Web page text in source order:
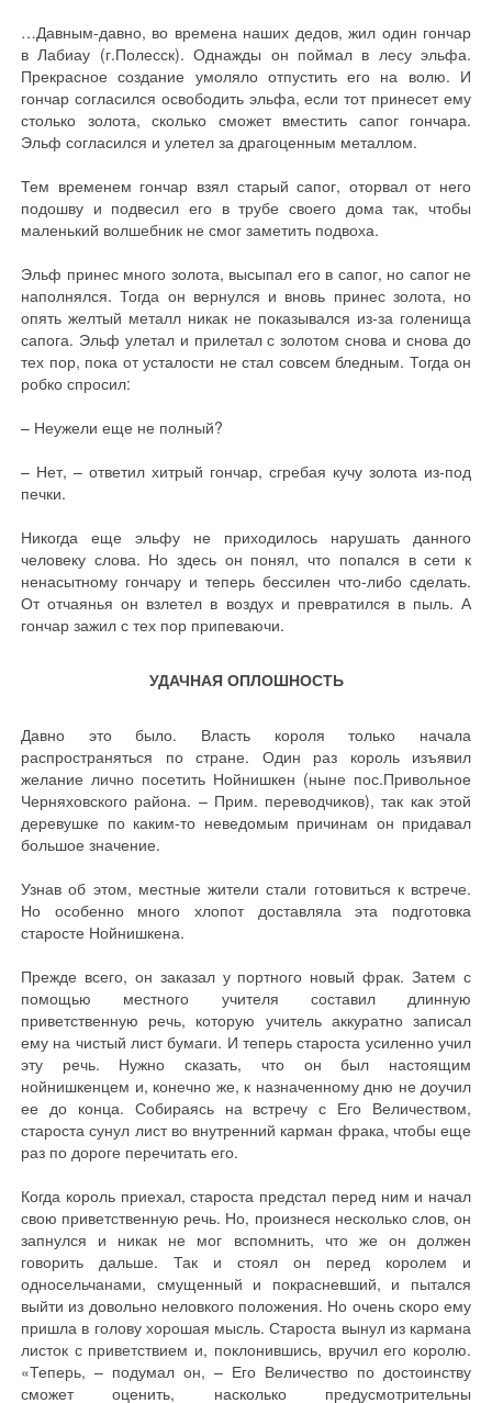
…Давным-давно, во времена наших дедов, жил один гончар
в Лабиау (г.Полесск). Однажды он поймал в лесу эльфа.
Прекрасное создание умоляло отпустить его на волю. И
гончар согласился освободить эльфа, если тот принесет ему
столько золота, сколько сможет вместить сапог гончара.
Эльф согласился и улетел за драгоценным металлом.
Тем временем гончар взял старый сапог, оторвал от него
подошву и подвесил его в трубе своего дома так, чтобы
маленький волшебник не смог заметить подвоха.
Эльф принес много золота, высыпал его в сапог, но сапог не
наполнялся. Тогда он вернулся и вновь принес золота, но
опять желтый металл никак не показывался из-за голенища
сапога. Эльф улетал и прилетал с золотом снова и снова до
тех пор, пока от усталости не стал совсем бледным. Тогда он
робко спросил:
– Неужели еще не полный?
– Нет, – ответил хитрый гончар, сгребая кучу золота из-под
печки.
Никогда еще эльфу не приходилось нарушать данного
человеку слова. Но здесь он понял, что попался в сети к
ненасытному гончару и теперь бессилен что-либо сделать.
От отчаянья он взлетел в воздух и превратился в пыль. А
гончар зажил с тех пор припеваючи.
УДАЧНАЯ ОПЛОШНОСТЬ
Давно это было. Власть короля только начала
распространяться по стране. Один раз король изъявил
желание лично посетить Нойнишкен (ныне пос.Привольное
Черняховского района. – Прим. переводчиков), так как этой
деревушке по каким-то неведомым причинам он придавал
большое значение.
Узнав об этом, местные жители стали готовиться к встрече.
Но особенно много хлопот доставляла эта подготовка
старосте Нойнишкена.
Прежде всего, он заказал у портного новый фрак. Затем с
помощью местного учителя составил длинную
приветственную речь, которую учитель аккуратно записал
ему на чистый лист бумаги. И теперь староста усиленно учил
эту речь. Нужно сказать, что он был настоящим
нойнишкенцем и, конечно же, к назначенному дню не доучил
ее до конца. Собираясь на встречу с Его Величеством,
староста сунул лист во внутренний карман фрака, чтобы еще
раз по дороге перечитать его.
Когда король приехал, староста предстал перед ним и начал
свою приветственную речь. Но, произнеся несколько слов, он
запнулся и никак не мог вспомнить, что же он должен
говорить дальше. Так и стоял он перед королем и
односельчанами, смущенный и покрасневший, и пытался
выйти из довольно неловкого положения. Но очень скоро ему
пришла в голову хорошая мысль. Староста вынул из кармана
листок с приветствием и, поклонившись, вручил его королю.
«Теперь, – подумал он, – Его Величество по достоинству
сможет оценить, насколько предусмотрительны